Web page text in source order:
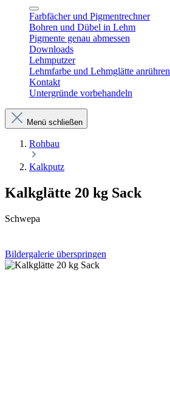
Farbfächer und Pigmentrechner
Bohren und Dübel in Lehm​
Pigmente genau abmessen
Downloads
Lehmputzer
Lehmfarbe und Lehmglätte anrühren
Kontakt
Untergründe vorbehandeln
Menü schließen
Rohbau
Kalkputz
Kalkglätte 20 kg Sack
Schwepa
Bildergalerie überspringen